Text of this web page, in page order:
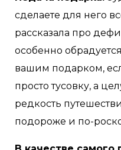
сделаете для него
рассказала про
особенно
вашим подарком,
просто тусовку, а
редкость
подороже и по-